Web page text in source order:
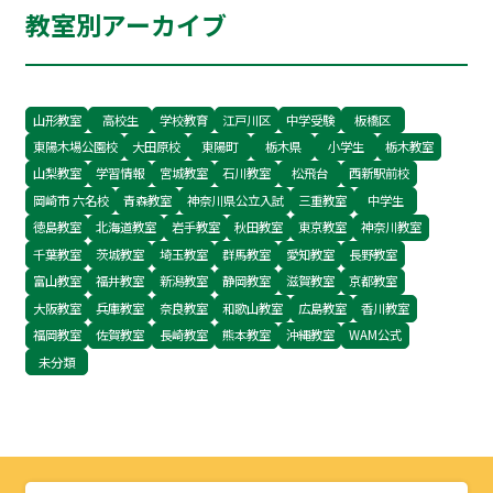
かせられるように学習のサポートをいたします。
来年も引き続きよろしくお願いいたします。 みな
せはこちら↓ 〒270-2223
教室別アーカイブ
山形教室 高校生 学校教育 江戸川区 中学受験
板橋区
東陽木場公園校
大田原校 東陽町 栃木県 小学生
栃木教室
山梨教室
学習情報 宮城教室 石川教室 松飛台
西新駅前校
岡崎市 六名校
青森教室 神奈川県公立入試 三重教室
中学生
徳島教室
北海道教室 岩手教室 秋田教室 東京教室
神奈川教室
千葉教室
茨城教室 埼玉教室 群馬教室 愛知教室
長野教室
富山教室
福井教室 新潟教室 静岡教室 滋賀教室
京都教室
大阪教室
兵庫教室 奈良教室 和歌山教室 広島教室
香川教室
福岡教室
佐賀教室 長崎教室 熊本教室 沖縄教室
WAM公式
未分類